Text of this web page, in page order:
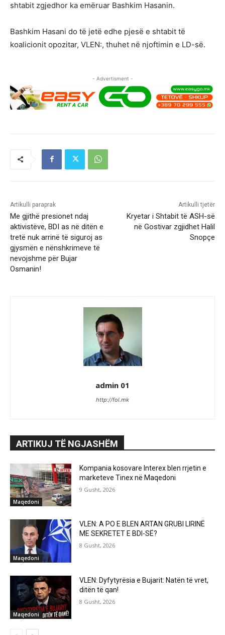
shtabit zgjedhor ka emëruar Bashkim Hasanin.
Bashkim Hasani do të jetë edhe pjesë e shtabit të
koalicionit opozitar, VLEN:, thuhet në njoftimin e LD-së.
- Advertisment -
Artikulli paraprak
Me gjithë presionet ndaj
aktivistëve, BDI as në ditën e
tretë nuk arrinë të siguroj as
gjysmën e nënshkrimeve të
nevojshme për Bujar
Osmanin!
Artikulli tjetër
Kryetar i Shtabit të ASH-së
në Gostivar zgjidhet Halil
Snopçe
admin 01
http://fol.mk
ARTIKUJ TË NGJASHËM
Maqedoni
Kompania kosovare Interex blen rrjetin e
marketeve Tinex në Maqedoni
9 Gusht, 2026
Maqedoni
VLEN: A PO E BLEN ARTAN GRUBI LIRINË
ME SEKRETET E BDI-SË?
8 Gusht, 2026
Maqedoni
VLEN: Dyfytyrësia e Bujarit: Natën të vret,
ditën të qan!
8 Gusht, 2026